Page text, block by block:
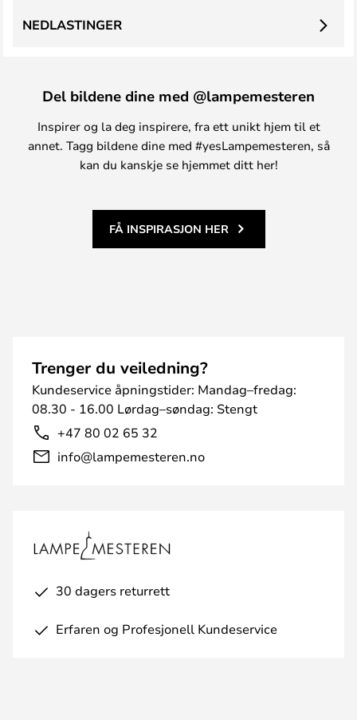
NEDLASTINGER
Del bildene dine med @lampemesteren
Inspirer og la deg inspirere, fra ett unikt hjem til et
annet. Tagg bildene dine med #yesLampemesteren, så
kan du kanskje se hjemmet ditt her!
FÅ INSPIRASJON HER
Trenger du veiledning?
Kundeservice åpningstider: Mandag–fredag:
08.30 - 16.00 Lørdag–søndag: Stengt
+47 80 02 65 32
info@lampemesteren.no
30 dagers returrett
Erfaren og Profesjonell Kundeservice